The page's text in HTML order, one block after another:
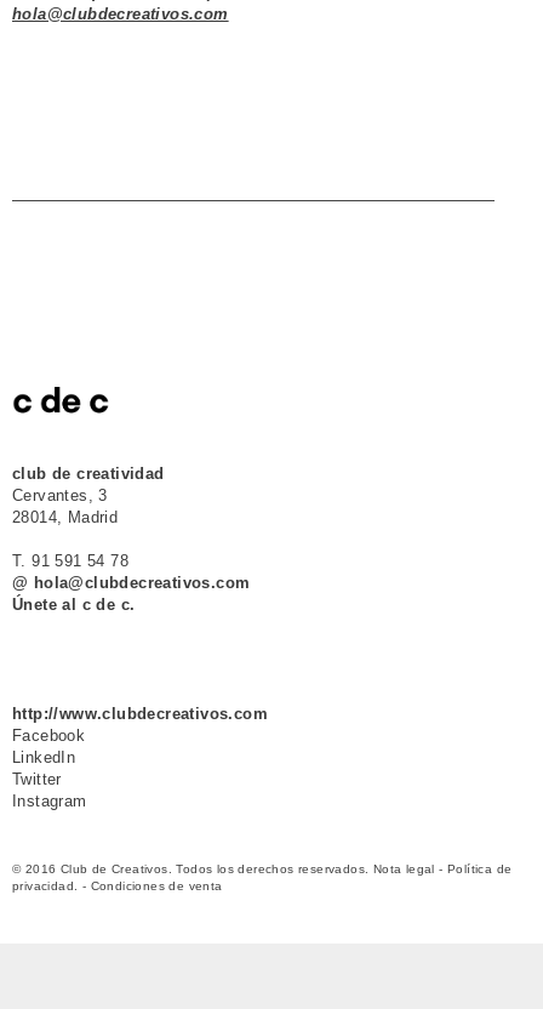
hola@clubdecreativos.com
club de creatividad
Cervantes, 3
28014, Madrid
T. 91 591 54 78
@ hola@clubdecreativos.com
Únete al c de c.
http://www.clubdecreativos.com
Facebook
LinkedIn
Twitter
Instagram
© 2016 Club de Creativos. Todos los derechos reservados. Nota legal -Política de
privacidad.
- Condiciones de venta